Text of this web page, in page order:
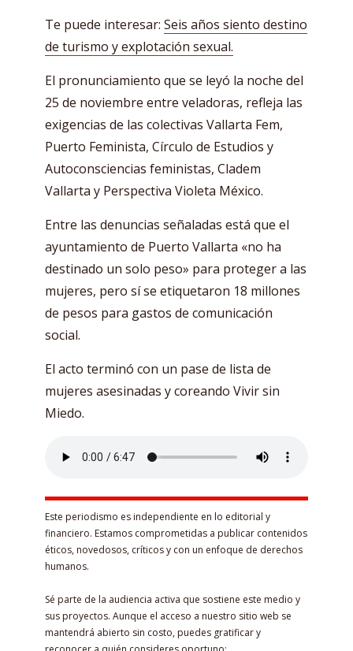
Te puede interesar: Seis años siento destino
de turismo y explotación sexual.
El pronunciamiento que se leyó la noche del
25 de noviembre entre veladoras, refleja las
exigencias de las colectivas Vallarta Fem,
Puerto Feminista, Círculo de Estudios y
Autoconsciencias feministas, Cladem
Vallarta y Perspectiva Violeta México.
Entre las denuncias señaladas está que el
ayuntamiento de Puerto Vallarta «no ha
destinado un solo peso» para proteger a las
mujeres, pero sí se etiquetaron 18 millones
de pesos para gastos de comunicación
social.
El acto terminó con un pase de lista de
mujeres asesinadas y coreando Vivir sin
Miedo.
Este periodismo es independiente en lo editorial y
financiero. Estamos comprometidas a publicar contenidos
éticos, novedosos, críticos y con un enfoque de derechos
humanos.
Sé parte de la audiencia activa que sostiene este medio y
sus proyectos. Aunque el acceso a nuestro sitio web se
mantendrá abierto sin costo, puedes gratificar y